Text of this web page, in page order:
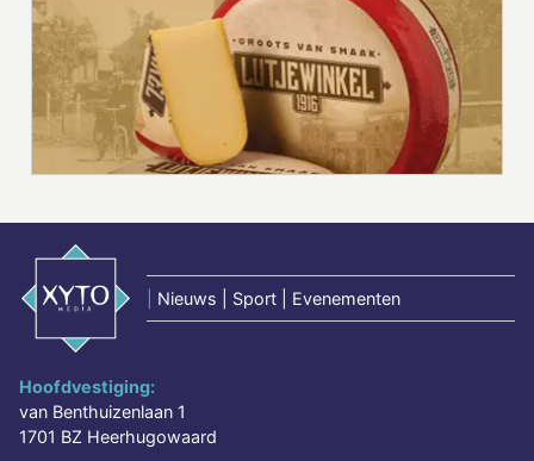
Nieuws | Sport | Evenementen
Hoofdvestiging:
van Benthuizenlaan 1
1701 BZ Heerhugowaard